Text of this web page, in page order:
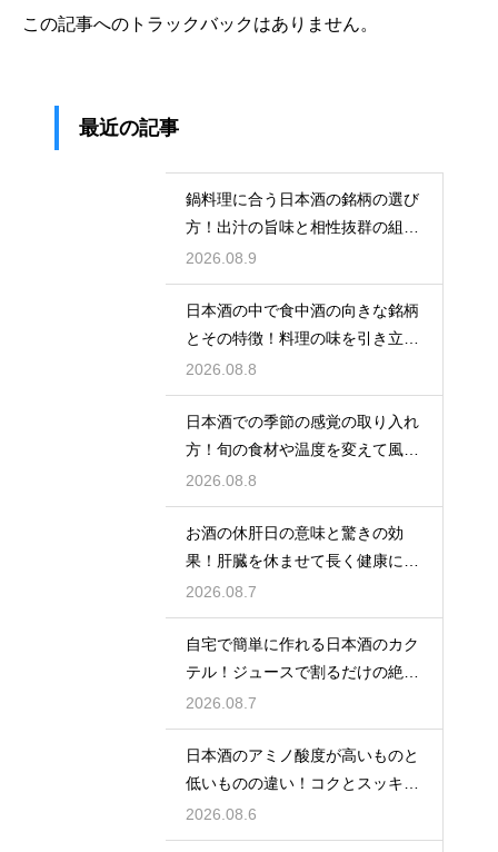
この記事へのトラックバックはありません。
最近の記事
鍋料理に合う日本酒の銘柄の選び
方！出汁の旨味と相性抜群の組み
合わせ
2026.08.9
日本酒の中で食中酒の向きな銘柄
とその特徴！料理の味を引き立て
る名脇役
2026.08.8
日本酒での季節の感覚の取り入れ
方！旬の食材や温度を変えて風情
を楽しむ
2026.08.8
お酒の休肝日の意味と驚きの効
果！肝臓を休ませて長く健康に楽
しむ
2026.08.7
自宅で簡単に作れる日本酒のカク
テル！ジュースで割るだけの絶品
アレンジ
2026.08.7
日本酒のアミノ酸度が高いものと
低いものの違い！コクとスッキリ
感を左右
2026.08.6